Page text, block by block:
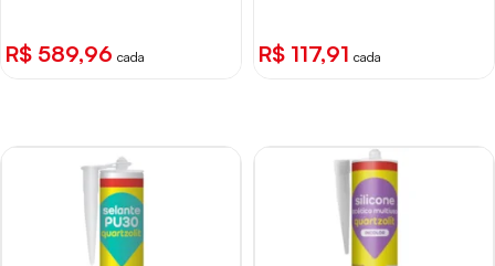
R$ 589,96 cada R$ 117,91 cada